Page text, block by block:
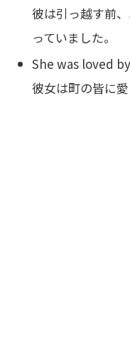
彼は引っ越す前
っていました。
She was loved
彼女は町の皆に愛